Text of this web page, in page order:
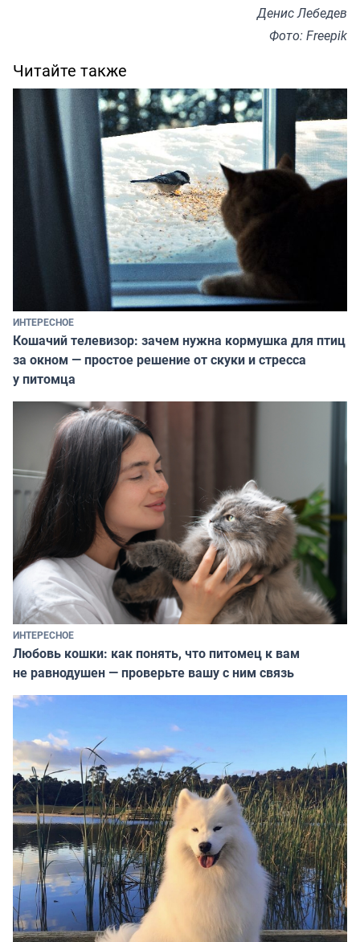
Денис Лебедев
Фото: Freepik
Читайте также
ИНТЕРЕСНОЕ
Кошачий телевизор: зачем нужна кормушка для птиц
за окном — простое решение от скуки и стресса
у питомца
ИНТЕРЕСНОЕ
Любовь кошки: как понять, что питомец к вам
не равнодушен — проверьте вашу с ним связь